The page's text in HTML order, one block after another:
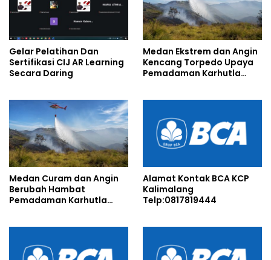
Gelar Pelatihan Dan
Sertifikasi CIJ AR Learning
Secara Daring
Medan Ekstrem dan Angin
Kencang Torpedo Upaya
Pemadaman Karhutla
Medan Curam dan Angin
Berubah Hambat
Pemadaman Karhutla
Alamat Kontak BCA KCP
Kalimalang
Telp:0817819444